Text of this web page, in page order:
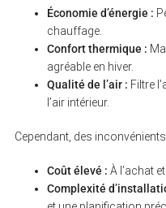
Économie d’énergie :
chauffage.
Confort thermique :
agréable en hiver.
Qualité de l’air : Filtre
l’air intérieur.
Cependant, des
Coût élevé : À l’achat
Complexité